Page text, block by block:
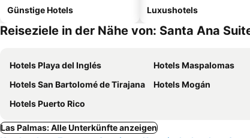
Günstige Hotels Luxushotels
Reiseziele in der Nähe von: Santa Ana
Hotels Playa del Inglés Hotels Maspalomas
Hotels San Bartolomé de Tirajana
Hotels Mogán
Hotels Puerto Rico
Las Palmas: Alle Unterkünfte anzeigen